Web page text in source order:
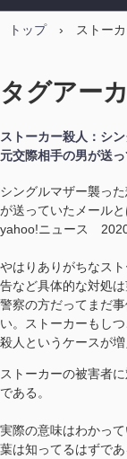
トップ › ストー
タグアー
ストーカー殺人：シ
元交際相手の男が送
シングルマザー襲っ
が送っていたメールと
yahoo!ニュース
やはりありがちなス
告など具体的な対処は
警察の方だってまだ
い。ストーカーもし
殺人というケースが増
ストーカーの被害者
である。
実際の意味はわかっ
葉は知ってるはずで